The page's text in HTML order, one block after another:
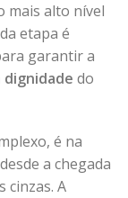
mais alto nível
etapa é
garantir a
dignidade do
é na
a chegada
cinzas. A